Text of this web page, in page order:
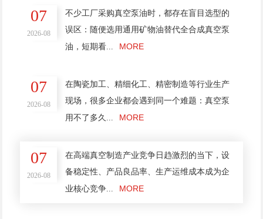
07
2026-08
不少工厂采购真空泵油时，都存在盲目选型的
误区：随便选用通用矿物油替代全合成真空泵
油，短期看...
MORE
07
2026-08
在陶瓷加工、精细化工、精密制造等行业生产
现场，很多企业都会遇到同一个难题：真空泵
用不了多久...
MORE
07
2026-08
在高端真空制造产业竞争日趋激烈的当下，设
备稳定性、产品良品率、生产运维成本成为企
业核心竞争...
MORE